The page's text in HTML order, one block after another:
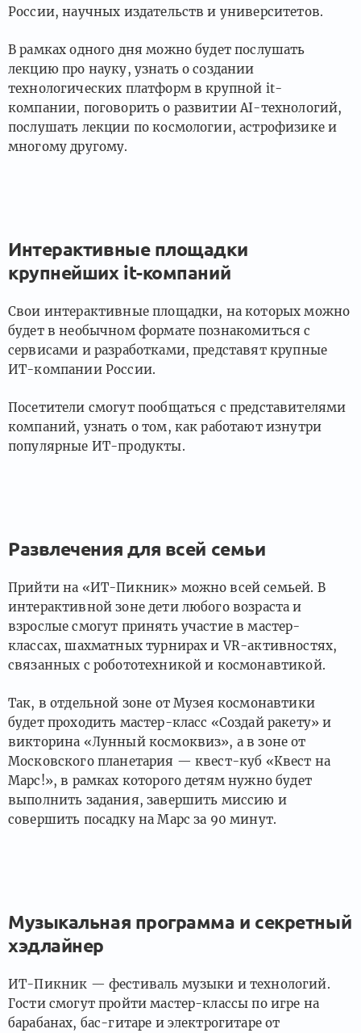
России, научных издательств и университетов.
В рамках одного дня можно будет послушать
лекцию про науку, узнать о создании
технологических платформ в крупной it-
компании, поговорить о развитии AI-технологий,
послушать лекции по космологии, астрофизике и
многому другому.
Интерактивные площадки
крупнейших it-компаний
Свои интерактивные площадки, на которых можно
будет в необычном формате познакомиться с
сервисами и разработками, представят крупные
ИТ-компании России.
Посетители смогут пообщаться с представителями
компаний, узнать о том, как работают изнутри
популярные ИТ-продукты.
Развлечения для всей семьи
Прийти на «ИТ-Пикник» можно всей семьей. В
интерактивной зоне дети любого возраста и
взрослые смогут принять участие в мастер-
классах, шахматных турнирах и VR-активностях,
связанных с робототехникой и космонавтикой.
Так, в отдельной зоне от Музея космонавтики
будет проходить мастер-класс «Создай ракету» и
викторина «Лунный космоквиз», а в зоне от
Московского планетария — квест-куб «Квест на
Марс!», в рамках которого детям нужно будет
выполнить задания, завершить миссию и
совершить посадку на Марс за 90 минут.
Музыкальная программа и секретный
хэдлайнер
ИТ-Пикник — фестиваль музыки и технологий.
Гости смогут пройти мастер-классы по игре на
барабанах, бас-гитаре и электрогитаре от